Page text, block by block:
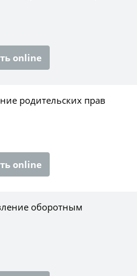
online
родительских прав
online
оборотным